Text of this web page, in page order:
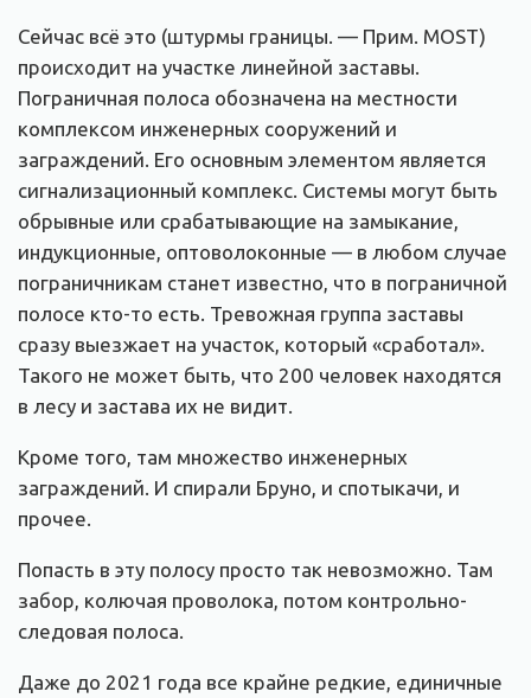
Сейчас всё это (штурмы границы. — Прим. MOST)
происходит на участке линейной заставы.
Пограничная полоса обозначена на местности
комплексом инженерных сооружений и
заграждений. Его основным элементом является
сигнализационный комплекс. Системы могут быть
обрывные или срабатывающие на замыкание,
индукционные, оптоволоконные — в любом случае
пограничникам станет известно, что в пограничной
полосе кто-то есть. Тревожная группа заставы
сразу выезжает на участок, который «сработал».
Такого не может быть, что 200 человек находятся
в лесу и застава их не видит.
Кроме того, там множество инженерных
заграждений. И спирали Бруно, и спотыкачи, и
прочее.
Попасть в эту полосу просто так невозможно. Там
забор, колючая проволока, потом контрольно-
следовая полоса.
Даже до 2021 года все крайне редкие, единичные